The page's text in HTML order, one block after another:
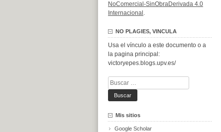
NoComercial-SinObraDerivada 4.0
Internacional .
NO PLAGIES, VINCULA
Usa el vínculo a este documento o a
la pagina principal:
victoryepes.blogs.upv.es/
Buscar:
Mis sitios
Google Scholar